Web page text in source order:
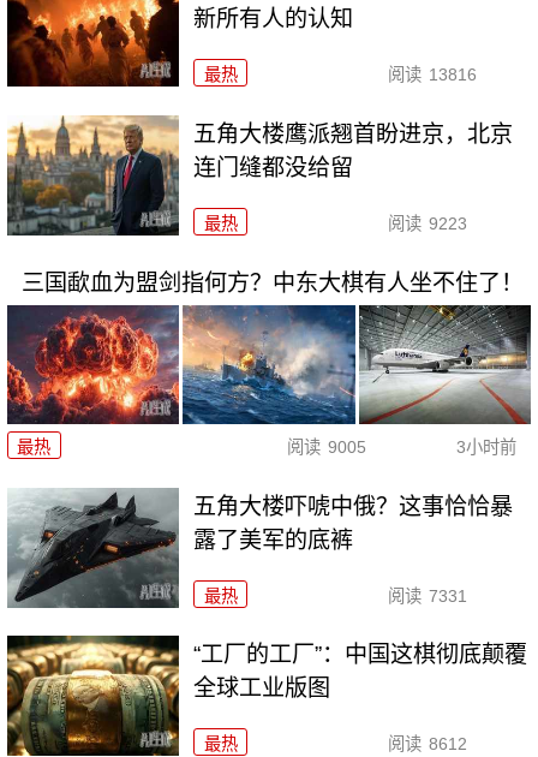
新所有人的认知
最热 阅读 13816
五角大楼鹰派翘首盼进京，北京
连门缝都没给留
最热 阅读 9223
三国歃血为盟剑指何方？中东大棋有人坐不住了！
最热 阅读 9005 3小时前
五角大楼吓唬中俄？这事恰恰暴
露了美军的底裤
最热 阅读 7331
“工厂的工厂”：中国这棋彻底颠覆
全球工业版图
最热 阅读 8612